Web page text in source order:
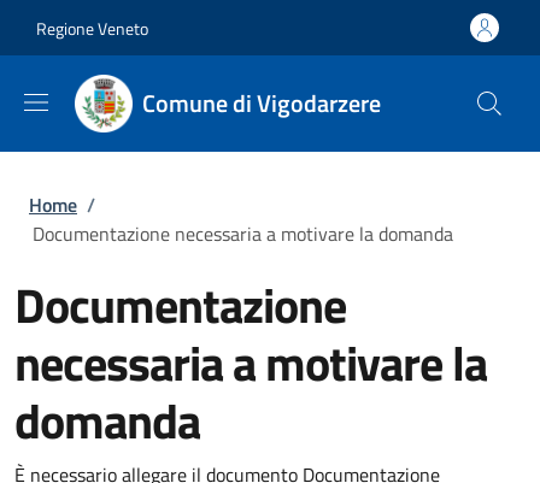
Regione Veneto
Comune di Vigodarzere
Briciole di pane
Home /
Documentazione necessaria a motivare la domanda
Documentazione
necessaria a motivare la
domanda
È necessario allegare il documento Documentazione